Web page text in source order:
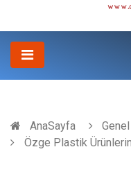
AnaSayfa
Genel
Özge Plastik